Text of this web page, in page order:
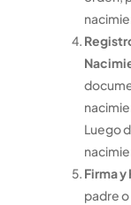
Luego
Firma
padre